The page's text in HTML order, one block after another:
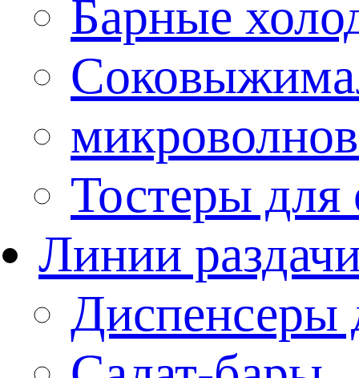
Барные
Тостеры
Линии
Диспенсеры